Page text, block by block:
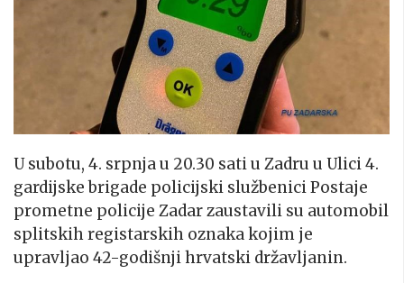
U subotu, 4. srpnja u 20.30 sati u Zadru u Ulici 4.
gardijske brigade policijski službenici Postaje
prometne policije Zadar zaustavili su automobil
splitskih registarskih oznaka kojim je
upravljao 42-godišnji hrvatski državljanin.